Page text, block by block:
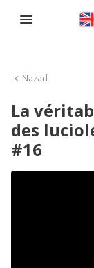
Nazad
La
des
#16